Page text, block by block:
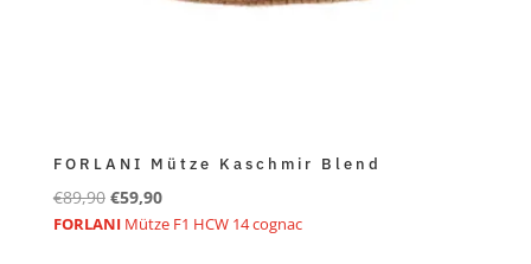
FORLANI Mütze Kaschmir Blend
€89,90 Ursprünglicher
Preis
€59,90Aktueller
Preis
FORLANI Mütze F1 HCW 14 cognac